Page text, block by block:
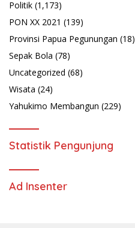
Politik (1,173)
PON XX 2021 (139)
Provinsi Papua Pegunungan (18)
Sepak Bola (78)
Uncategorized (68)
Wisata (24)
Yahukimo Membangun (229)
Statistik Pengunjung
Ad Insenter